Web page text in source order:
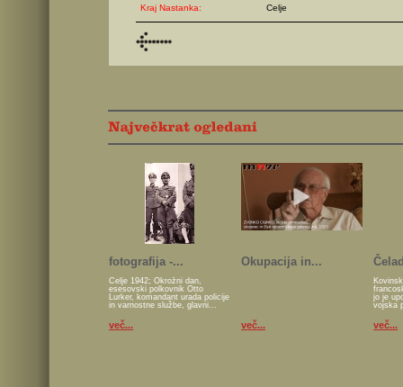
Kraj Nastanka:
Celje
fotografija -...
Celje 1942; Okrožni dan,
esesovski polkovnik Otto
Lurker, komandant urada policije
in varnostne službe, glavni...
več...
Okupacija in...
več...
jo je
vojska
več...